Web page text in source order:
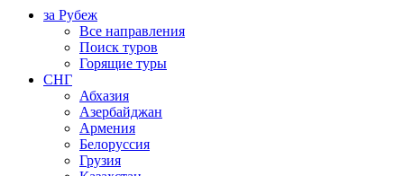
за Рубеж
Все направления
Поиск туров
Горящие туры
СНГ
Абхазия
Азербайджан
Армения
Белоруссия
Грузия